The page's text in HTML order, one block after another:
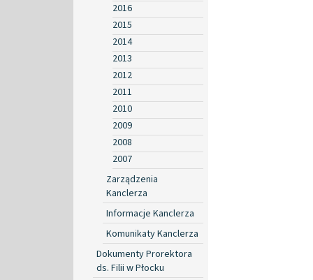
2016
2015
2014
2013
2012
2011
2010
2009
2008
2007
Zarządzenia
Kanclerza
Informacje Kanclerza
Komunikaty Kanclerza
Dokumenty Prorektora
ds. Filii w Płocku